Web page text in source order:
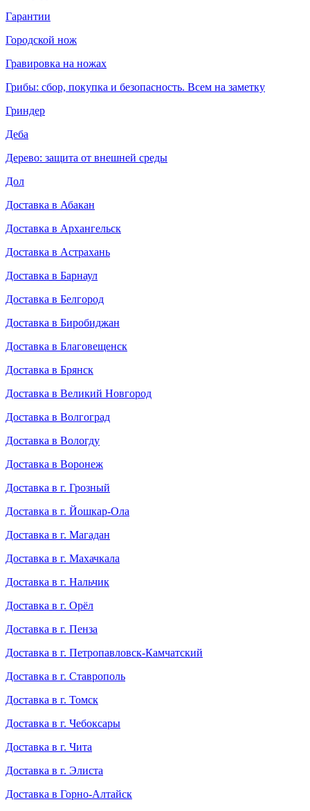
Гарантии
Городской нож
Гравировка на ножах
Грибы: сбор, покупка и безопасность. Всем на заметку
Гриндер
Деба
Дерево: защита от внешней среды
Дол
Доставка в Абакан
Доставка в Архангельск
Доставка в Астрахань
Доставка в Барнаул
Доставка в Белгород
Доставка в Биробиджан
Доставка в Благовещенск
Доставка в Брянск
Доставка в Великий Новгород
Доставка в Волгоград
Доставка в Вологду
Доставка в Воронеж
Доставка в г. Грозный
Доставка в г. Йошкар-Ола
Доставка в г. Магадан
Доставка в г. Махачкала
Доставка в г. Нальчик
Доставка в г. Орёл
Доставка в г. Пенза
Доставка в г. Петропавловск-Камчатский
Доставка в г. Ставрополь
Доставка в г. Томск
Доставка в г. Чебоксары
Доставка в г. Чита
Доставка в г. Элиста
Доставка в Горно-Алтайск